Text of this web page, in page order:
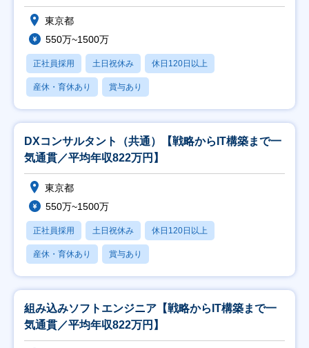
東京都
550万~1500万
正社員採用 土日祝休み 休日120日以上
産休・育休あり 賞与あり
DXコンサルタント（共通）【戦略からIT構築まで一
気通貫／平均年収822万円】
東京都
550万~1500万
正社員採用 土日祝休み 休日120日以上
産休・育休あり 賞与あり
組み込みソフトエンジニア【戦略からIT構築まで一
気通貫／平均年収822万円】